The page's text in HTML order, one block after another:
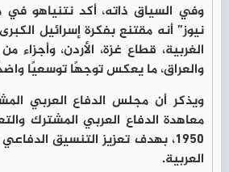
نيوز” أنه مقتنع بفكرة إسرائيل
الغربية، قطاع غزة، الأردن، وأجزاء
والعراق، ما يعكس توجهًا توسعيًا
ويذكر أن مجلس الدفاع العربي
معاهدة الدفاع العربي المشترك
1950، بهدف تعزيز التنسيق
العربية.